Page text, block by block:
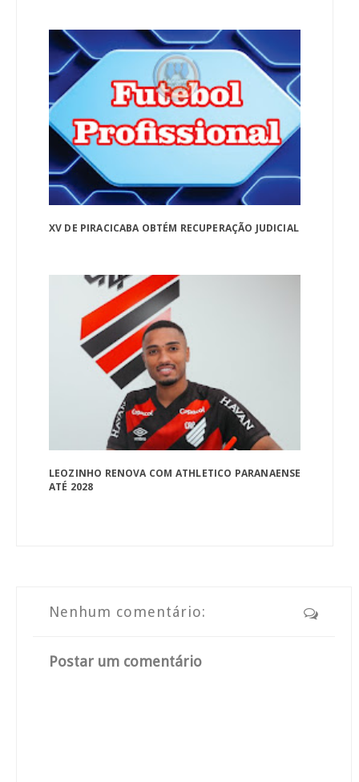
XV DE PIRACICABA OBTÉM RECUPERAÇÃO JUDICIAL
LEOZINHO RENOVA COM ATHLETICO PARANAENSE
ATÉ 2028
Nenhum comentário:
Postar um comentário